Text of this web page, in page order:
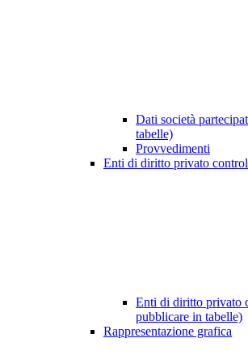
Dati società
tabelle)
Provvedimenti
Enti di diritto privato
Enti di diritto privato
pubblicare in tabelle)
Rappresentazione grafica